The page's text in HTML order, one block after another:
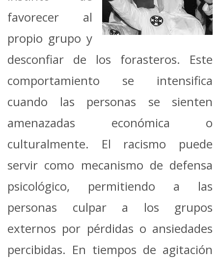
favorecer al
propio grupo y
desconfiar de los forasteros. Este
comportamiento se intensifica
cuando las personas se sienten
amenazadas económica o
culturalmente. El racismo puede
servir como mecanismo de defensa
psicológico, permitiendo a las
personas culpar a los grupos
externos por pérdidas o ansiedades
percibidas. En tiempos de agitación